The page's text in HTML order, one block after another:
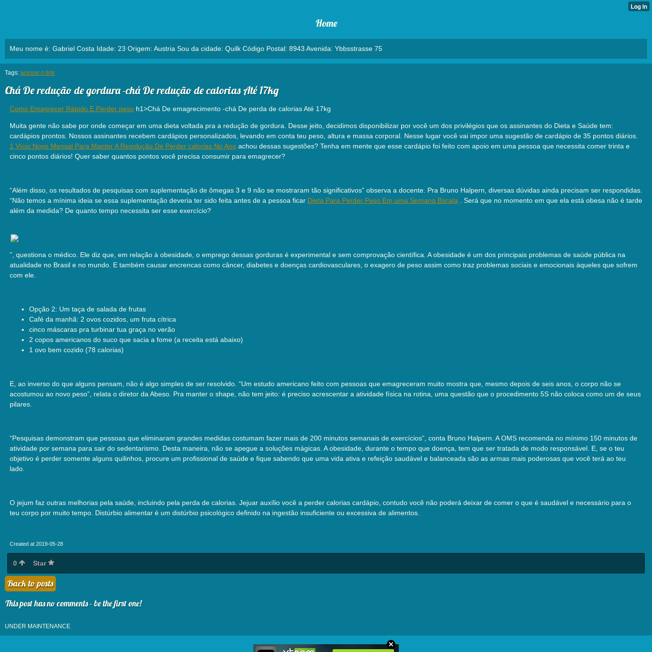
Home
Meu nome é: Gabriel Costa Idade: 23 Origem: Austria Sou da cidade: Quilk Código Postal: 8943 Avenida: Ybbsstrasse 75
Tags: acesse o link
Chá De redução de gordura -chá De redução de calorias Até 17kg
Como Emagrecer Rápido E Perder peso h1>Chá De emagrecimento -chá De perda de calorias Até 17kg
Muita gente não sabe por onde começar em uma dieta voltada pra a redução de gordura. Desse jeito, decidimos disponibilizar por você um dos privilégios que os assinantes do Dieta e Saúde tem:
cardápios prontos. Nossos assinantes recebem cardápios personalizados, levando em conta teu peso, altura e massa corporal. Nesse lugar você vai impor uma sugestão de cardápio de 35 pontos diários.
1 Vício Novo Mensal Para Manter A Resolução De Perder calorias No Ano achou dessas sugestões? Tenha em mente que esse cardápio foi feito com apoio em uma pessoa que necessita comer trinta e
cinco pontos diários! Quer saber quantos pontos você precisa consumir para emagrecer?
“Além disso, os resultados de pesquisas com suplementação de ômegas 3 e 9 não se mostraram tão significativos” observa a docente. Pra Bruno Halpern, diversas dúvidas ainda precisam ser respondidas.
“Não temos a mínima ideia se essa suplementação deveria ter sido feita antes de a pessoa ficar Dieta Para Perder Peso Em uma Semana Barata . Será que no momento em que ela está obesa não é tarde
além da medida? De quanto tempo necessita ser esse exercício?
”, questiona o médico. Ele diz que, em relação à obesidade, o emprego dessas gorduras é experimental e sem comprovação científica. A obesidade é um dos principais problemas de saúde pública na
atualidade no Brasil e no mundo. E também causar encrencas como câncer, diabetes e doenças cardiovasculares, o exagero de peso assim como traz problemas sociais e emocionais àqueles que sofrem
com ele.
Opção 2: Um taça de salada de frutas
Café da manhã: 2 ovos cozidos, um fruta cítrica
cinco máscaras pra turbinar tua graça no verão
2 copos americanos do suco que sacia a fome (a receita está abaixo)
1 ovo bem cozido (78 calorias)
E, ao inverso do que alguns pensam, não é algo simples de ser resolvido. “Um estudo americano feito com pessoas que emagreceram muito mostra que, mesmo depois de seis anos, o corpo não se
acostumou ao novo peso”, relata o diretor da Abeso. Pra manter o shape, não tem jeito: é preciso acrescentar a atividade física na rotina, uma questão que o procedimento 5S não coloca como um de seus
pilares.
“Pesquisas demonstram que pessoas que eliminaram grandes medidas costumam fazer mais de 200 minutos semanais de exercícios”, conta Bruno Halpern. A OMS recomenda no mínimo 150 minutos de
atividade por semana para sair do sedentarismo. Desta maneira, não se apegue a soluções mágicas. A obesidade, durante o tempo que doença, tem que ser tratada de modo responsável. E, se o teu
objetivo é perder somente alguns quilinhos, procure um profissional de saúde e fique sabendo que uma vida ativa e refeição saudável e balanceada são as armas mais poderosas que você terá ao teu
lado.
O jejum faz outras melhorias pela saúde, incluindo pela perda de calorias. Jejuar auxílio você a perder calorias cardápio, contudo você não poderá deixar de comer o que é saudável e necessário para o
teu corpo por muito tempo. Distúrbio alimentar é um distúrbio psicológico definido na ingestão insuficiente ou excessiva de alimentos.
Created at 2019-05-28
0 Star
Back to posts
This post has no comments - be the first one!
UNDER MAINTENANCE